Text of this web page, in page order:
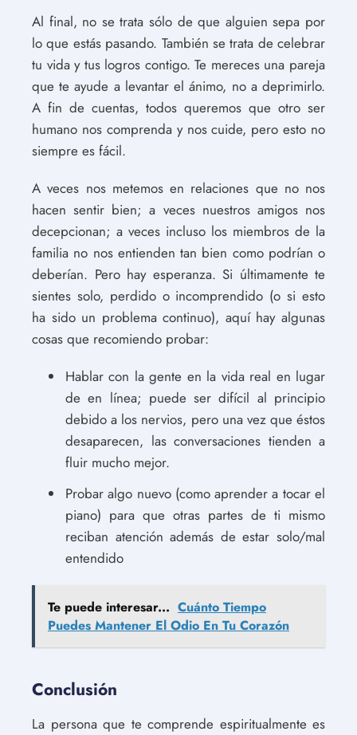
Al final, no se trata sólo de que alguien sepa por
lo que estás pasando. También se trata de celebrar
tu vida y tus logros contigo. Te mereces una pareja
que te ayude a levantar el ánimo, no a deprimirlo.
A fin de cuentas, todos queremos que otro ser
humano nos comprenda y nos cuide, pero esto no
siempre es fácil.
A veces nos metemos en relaciones que no nos
hacen sentir bien; a veces nuestros amigos nos
decepcionan; a veces incluso los miembros de la
familia no nos entienden tan bien como podrían o
deberían. Pero hay esperanza. Si últimamente te
sientes solo, perdido o incomprendido (o si esto
ha sido un problema continuo), aquí hay algunas
cosas que recomiendo probar:
Hablar con la gente en la vida real en lugar
de en línea; puede ser difícil al principio
debido a los nervios, pero una vez que éstos
desaparecen, las conversaciones tienden a
fluir mucho mejor.
Probar algo nuevo (como aprender a tocar el
piano) para que otras partes de ti mismo
reciban atención además de estar solo/mal
entendido
Te puede interesar... Cuánto Tiempo
Puedes Mantener El Odio En Tu Corazón
Conclusión
La persona que te comprende espiritualmente es